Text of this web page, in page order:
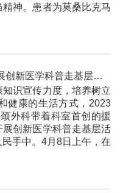
神。患者为莫桑比克马
耳鼻咽喉-头颈外科前往甘孜州开展创新医学科普走基层活动
识宣传力度，培养树立
健康的生活方式，2023
外科带着科室首创的援
创新医学科普走基层活
手中。4月8日上午，在